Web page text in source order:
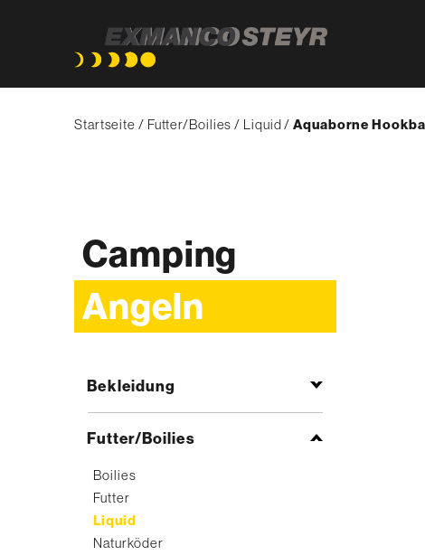
Startseite
Futter/Boilies Liquid {'Current'|t}:
Aquaborne
Camping
Angeln
Bekleidung
Futter/Boilies
Boilies
Futter
Liquid
Naturköder